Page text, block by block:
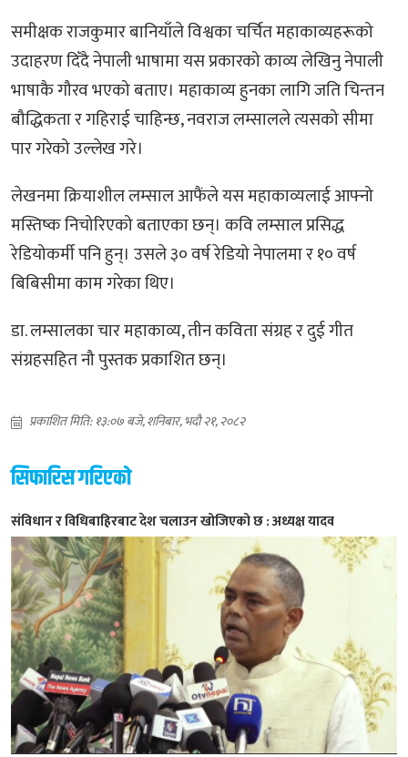
समीक्षक राजकुमार बानियाँले विश्वका चर्चित महाकाव्यहरूको
उदाहरण दिँदै नेपाली भाषामा यस प्रकारको काव्य लेखिनु नेपाली
भाषाकै गौरव भएको बताए। महाकाव्य हुनका लागि जति चिन्तन
बौद्धिकता र गहिराई चाहिन्छ, नवराज लम्सालले त्यसको सीमा
पार गरेको उल्लेख गरे।
लेखनमा क्रियाशील लम्साल आफैंले यस महाकाव्यलाई आफ्नो
मस्तिष्क निचोरिएको बताएका छन्। कवि लम्साल प्रसिद्ध
रेडियोकर्मी पनि हुन्। उसले ३० वर्ष रेडियो नेपालमा र १० वर्ष
बिबिसीमा काम गरेका थिए।
डा. लम्सालका चार महाकाव्य, तीन कविता संग्रह र दुई गीत
संग्रहसहित नौ पुस्तक प्रकाशित छन्।
प्रकाशित मिति: १३:०७ बजे, शनिबार, भदौ २१, २०८२
सिफारिस गरिएको
संविधान र विधिबाहिरबाट देश चलाउन खोजिएको छ : अध्यक्ष यादव